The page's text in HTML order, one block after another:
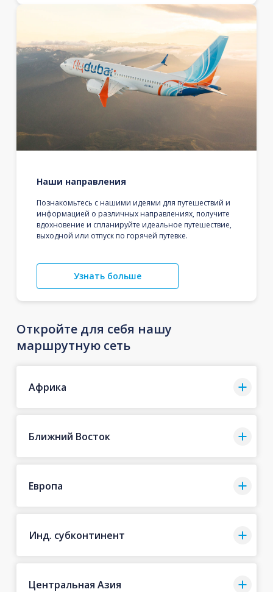
Наши направления
Познакомьтесь с нашими идеями для путешествий и
информацией о различных направлениях, получите
вдохновение и спланируйте идеальное путешествие,
выходной или отпуск по горячей путевке.
Узнать больше
Откройте для себя нашу
маршрутную сеть
Африка
Ближний Восток
Европа
Инд. субконтинент
Центральная Азия